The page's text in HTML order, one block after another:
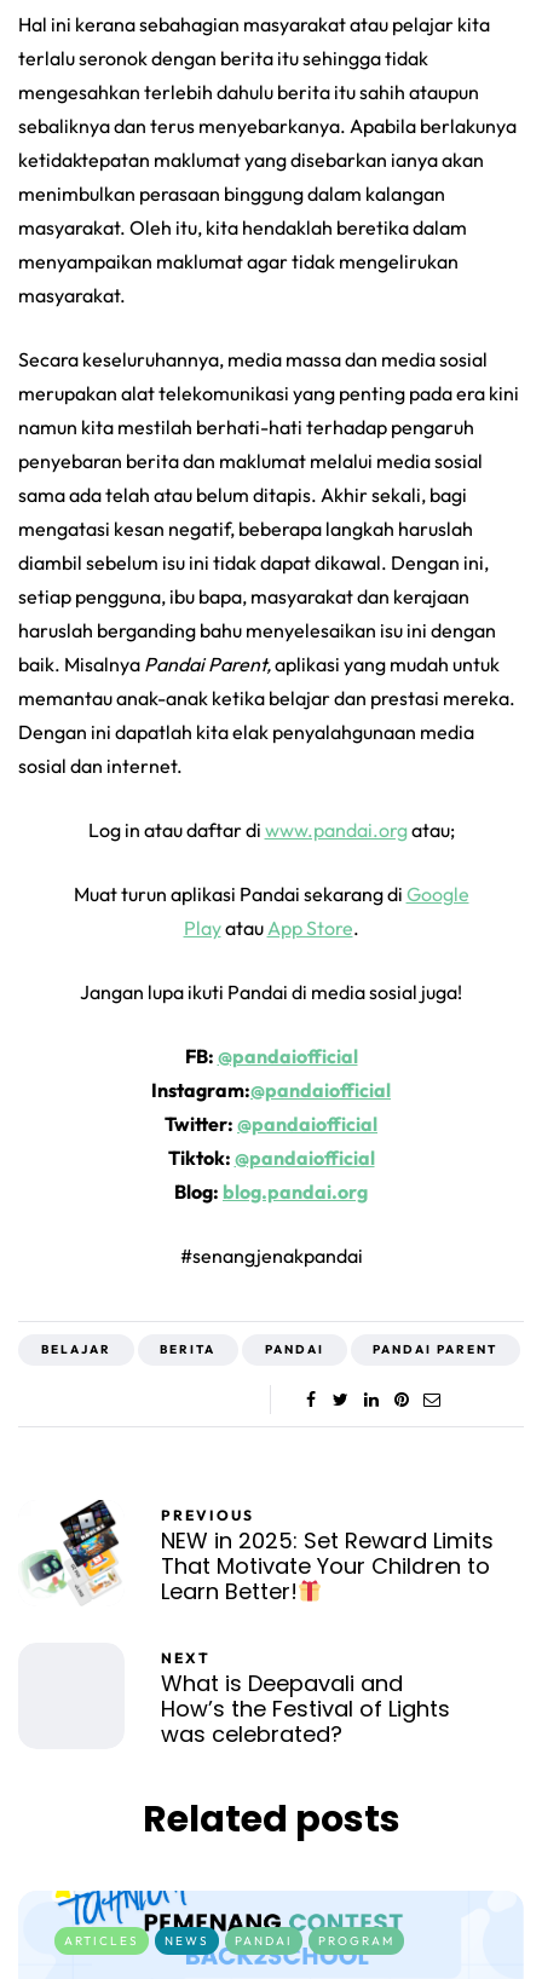
Hal ini kerana sebahagian masyarakat atau pelajar kita
terlalu seronok dengan berita itu sehingga tidak
mengesahkan terlebih dahulu berita itu sahih ataupun
sebaliknya dan terus menyebarkanya. Apabila berlakunya
ketidaktepatan maklumat yang disebarkan ianya akan
menimbulkan perasaan binggung dalam kalangan
masyarakat. Oleh itu, kita hendaklah beretika dalam
menyampaikan maklumat agar tidak mengelirukan
masyarakat.
Secara keseluruhannya, media massa dan media sosial
merupakan alat telekomunikasi yang penting pada era kini
namun kita mestilah berhati-hati terhadap pengaruh
penyebaran berita dan maklumat melalui media sosial
sama ada telah atau belum ditapis. Akhir sekali, bagi
mengatasi kesan negatif, beberapa langkah haruslah
diambil sebelum isu ini tidak dapat dikawal. Dengan ini,
setiap pengguna, ibu bapa, masyarakat dan kerajaan
haruslah berganding bahu menyelesaikan isu ini dengan
baik. Misalnya Pandai Parent,aplikasi yang mudah untuk
memantau anak-anak ketika belajar dan prestasi mereka.
Dengan ini dapatlah kita elak penyalahgunaan media
sosial dan internet.
Log in atau daftar di www.pandai.orgatau;
Muat turun aplikasi Pandai sekarang di Google
PlayatauApp Store.
Jangan lupa ikuti Pandai di media sosial juga!
FB: @pandaiofficial
Instagram:@pandaiofficial
Twitter: @pandaiofficial
Tiktok: @pandaiofficial
Blog: blog.pandai.org
#senangjenakpandai
BELAJAR BERITA PANDAI PANDAI PARENT
PREVIOUS
NEW in 2025: Set Reward Limits
That Motivate Your Children to
Learn Better!
NEXT
What is Deepavali and
How’s the Festival of Lights
was celebrated?
Related posts
ARTICLES NEWS PANDAI PROGRAM